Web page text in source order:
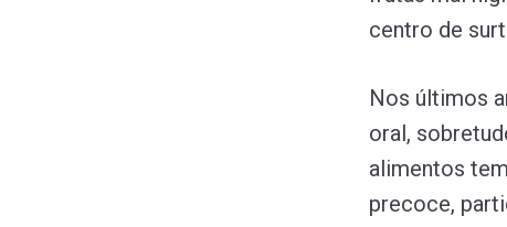
centro de
Nos últimos
oral,
alimentos
precoce,